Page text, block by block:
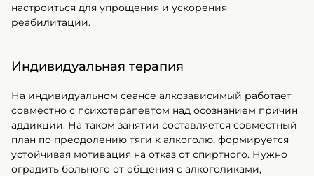
настроиться для упрощения и ускорения
реабилитации.
Индивидуальная терапия
На индивидуальном сеансе алкозависимый работает
совместно с психотерапевтом над осознанием причин
аддикции. На таком занятии составляется совместный
план по преодолению тяги к алкоголю, формируется
устойчивая мотивация на отказ от спиртного. Нужно
оградить больного от общения с алкоголиками,